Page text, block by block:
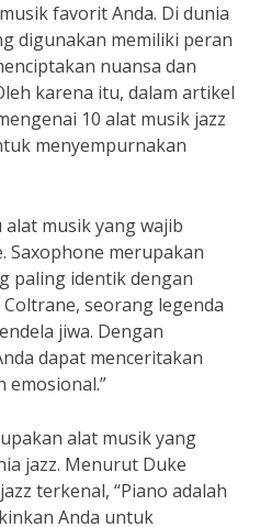
favorit Anda. Di dunia
digunakan memiliki peran
nuansa dan
karena itu, dalam artikel
10 alat musik jazz
menyempurnakan
musik yang wajib
Saxophone merupakan
paling identik dengan
seorang legenda
jiwa. Dengan
dapat menceritakan
emosional.”
alat musik yang
jazz. Menurut Duke
terkenal, “Piano adalah
Anda untuk